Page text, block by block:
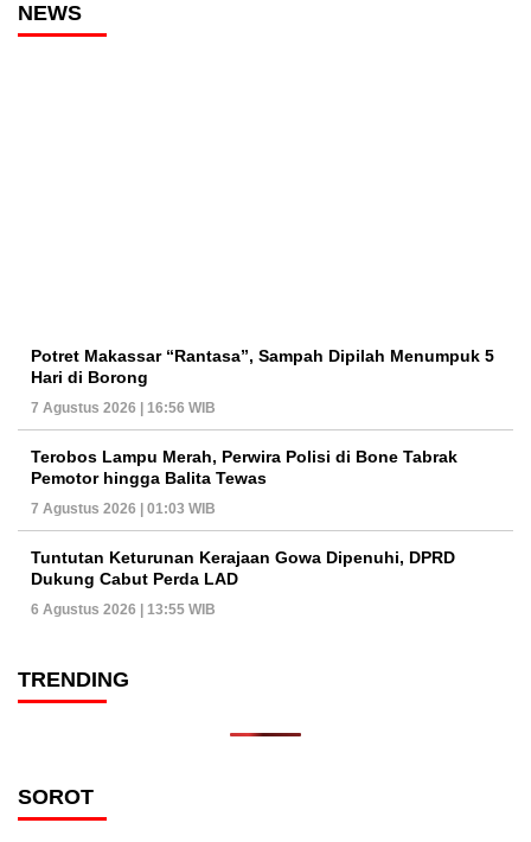
NEWS
Potret Makassar “Rantasa”, Sampah Dipilah Menumpuk 5
Hari di Borong
7 Agustus 2026 | 16:56 WIB
Terobos Lampu Merah, Perwira Polisi di Bone Tabrak
Pemotor hingga Balita Tewas
7 Agustus 2026 | 01:03 WIB
Tuntutan Keturunan Kerajaan Gowa Dipenuhi, DPRD
Dukung Cabut Perda LAD
6 Agustus 2026 | 13:55 WIB
TRENDING
SOROT